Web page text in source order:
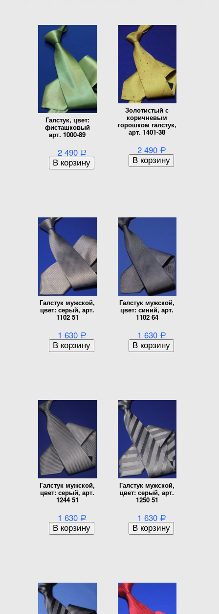
Галстук, цвет:
фисташковый
арт. 1000-89
2 490 Р
Золотистый с
коричневым
горошком галстук,
арт. 1401-38
2 490 Р
Галстук мужской,
цвет: серый, арт.
1102 51
1 630 Р
Галстук мужской,
цвет: синий, арт.
1102 64
1 630 Р
Галстук мужской,
цвет: серый, арт.
1244 51
1 630 Р
Галстук мужской,
цвет: серый, арт.
1250 51
1 630 Р